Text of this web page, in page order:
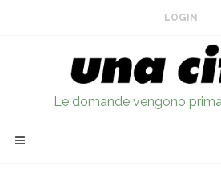
LOGIN
Le domande vengono